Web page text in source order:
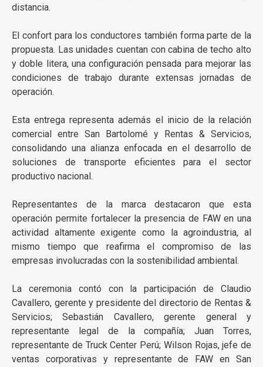
distancia.
El confort para los conductores también forma parte de la
propuesta. Las unidades cuentan con cabina de techo alto
y doble litera, una configuración pensada para mejorar las
condiciones de trabajo durante extensas jornadas de
operación.
Esta entrega representa además el inicio de la relación
comercial entre San Bartolomé y Rentas & Servicios,
consolidando una alianza enfocada en el desarrollo de
soluciones de transporte eficientes para el sector
productivo nacional.
Representantes de la marca destacaron que esta
operación permite fortalecer la presencia de FAW en una
actividad altamente exigente como la agroindustria, al
mismo tiempo que reafirma el compromiso de las
empresas involucradas con la sostenibilidad ambiental.
La ceremonia contó con la participación de Claudio
Cavallero, gerente y presidente del directorio de Rentas &
Servicios; Sebastián Cavallero, gerente general y
representante legal de la compañía; Juan Torres,
representante de Truck Center Perú; Wilson Rojas, jefe de
ventas corporativas y representante de FAW en San